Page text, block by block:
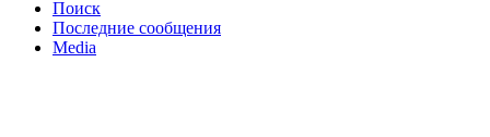
Поиск
Последние сообщения
Media